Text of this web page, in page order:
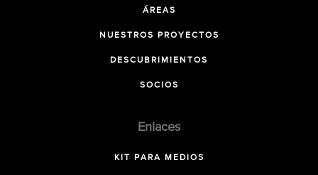
ÁREAS
NUESTROS PROYECTOS
DESCUBRIMIENTOS
SOCIOS
Enlaces
KIT PARA MEDIOS